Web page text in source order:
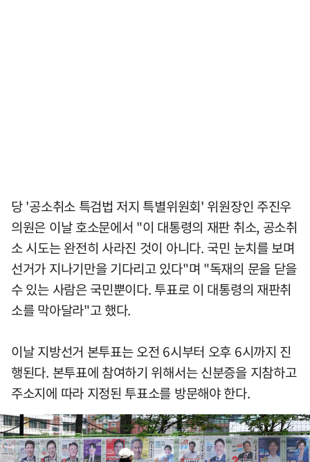
당 '공소취소 특검법 저지 특별위원회' 위원장인 주진우
의원은 이날 호소문에서 "이 대통령의 재판 취소, 공소취
소 시도는 완전히 사라진 것이 아니다. 국민 눈치를 보며
선거가 지나기만을 기다리고 있다"며 "독재의 문을 닫을
수 있는 사람은 국민뿐이다. 투표로 이 대통령의 재판취
소를 막아달라"고 했다.
이날 지방선거 본투표는 오전 6시부터 오후 6시까지 진
행된다. 본투표에 참여하기 위해서는 신분증을 지참하고
주소지에 따라 지정된 투표소를 방문해야 한다.